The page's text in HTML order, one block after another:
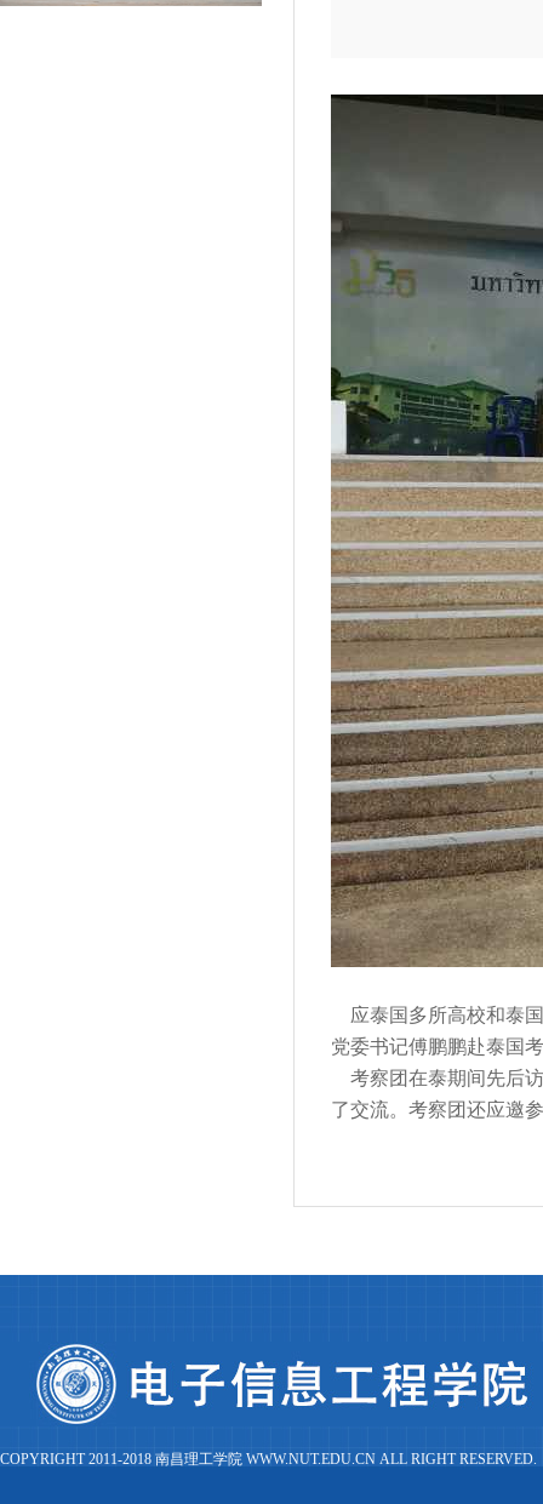
应泰国多所高校和泰
党委书记傅鹏鹏赴泰国
考察团在泰期间先后
了交流。考察团还应邀
COPYRIGHT 2011-2018 南昌理工学院 WWW.NUT.EDU.CN ALL RIGHT RESERVED.